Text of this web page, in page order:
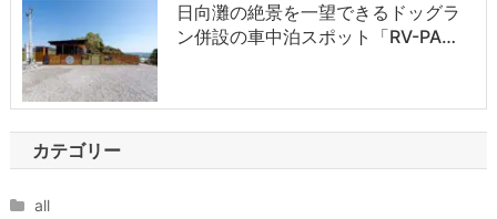
日向灘の絶景を一望できるドッグラ
ン併設の車中泊スポット「RV-PA…
カテゴリー
all